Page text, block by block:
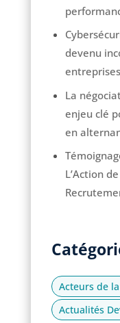
devenu
entreprises
La
enjeu clé
en
L’Action
Acteurs de
Actualités